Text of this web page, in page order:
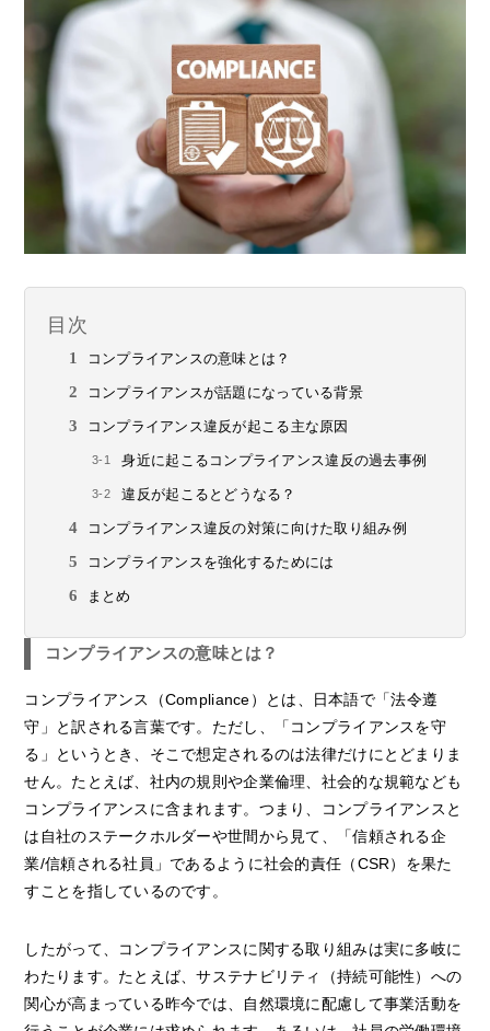
目次
コンプライアンスの意味とは？
コンプライアンスが話題になっている背景
コンプライアンス違反が起こる主な原因
身近に起こるコンプライアンス違反の過去事例
違反が起こるとどうなる？
コンプライアンス違反の対策に向けた取り組み例
コンプライアンスを強化するためには
まとめ
コンプライアンスの意味とは？
コンプライアンス（Compliance）とは、日本語で「法令遵
守」と訳される言葉です。ただし、「コンプライアンスを守
る」というとき、そこで想定されるのは法律だけにとどまりま
せん。たとえば、社内の規則や企業倫理、社会的な規範なども
コンプライアンスに含まれます。つまり、コンプライアンスと
は自社のステークホルダーや世間から見て、「信頼される企
業/信頼される社員」であるように社会的責任（CSR）を果た
すことを指しているのです。
したがって、コンプライアンスに関する取り組みは実に多岐に
わたります。たとえば、サステナビリティ（持続可能性）への
関心が高まっている昨今では、自然環境に配慮して事業活動を